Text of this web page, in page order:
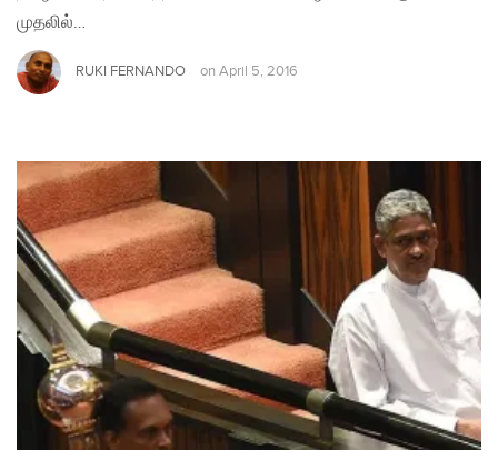
முதலில்…
RUKI FERNANDO on April 5, 2016